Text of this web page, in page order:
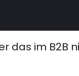
das im B2B